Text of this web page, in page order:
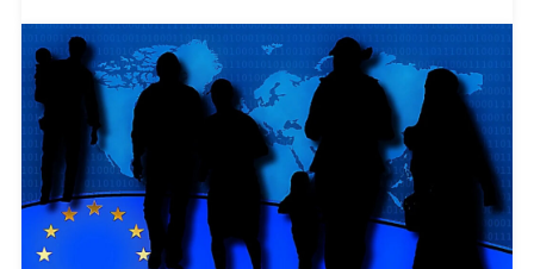
katkesi. Bridgenin mukaan ajankohta herätti
kysymyksiä. Saksalaisen asianajajan Reiner Fuellmichin
ja Britannian entisen kansanedustajan Andrew
Bridgenin välinen vankilapuhelu sai dramaattisen
päätöksen, kun yhteys katkesi kesken Fuellmichin
selostuksen. Tilaa […]